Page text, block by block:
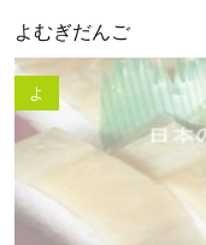
よむぎだんご
よ